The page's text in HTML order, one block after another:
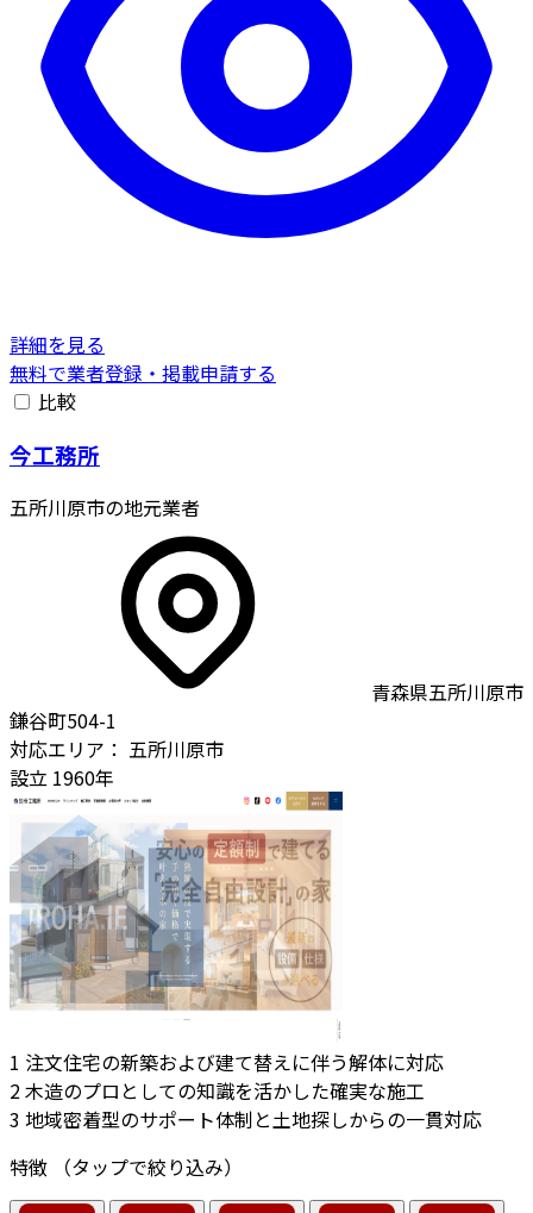
詳細を見る
無料で業者登録・掲載申請する
比較
今工務所
五所川原市の地元業者
青森県五所川原市
鎌谷町504-1
対応エリア： 五所川原市
設立 1960年
1 注文住宅の新築および建て替えに伴う解体に対応
2木造のプロとしての知識を活かした確実な施工
3 地域密着型のサポート体制と土地探しからの一貫対応
特徴
（タップで絞り込み）